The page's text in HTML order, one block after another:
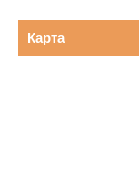
Карта